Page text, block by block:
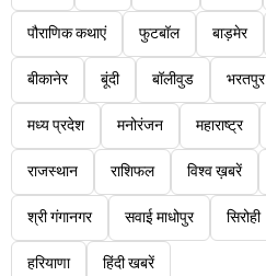
पौराणिक कथाएं फुटबॉल बाड़मेर
बीकानेर बूंदी बॉलीवुड भरतपुर
मध्य प्रदेश मनोरंजन महाराष्ट्र
राजस्थान राशिफल विश्व ख़बरें
श्री गंगानगर सवाई माधोपुर सिरोही
हरियाणा हिंदी खबरें